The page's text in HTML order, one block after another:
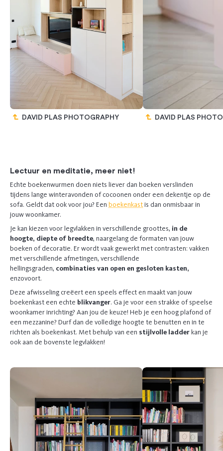
DAVID PLAS PHOTOGRAPHY DAVID PLAS
Lectuur en meditatie, meer niet!
Echte boekenwurmen doen niets liever dan boeken verslinden
tijdens lange winteravonden of cocoonen onder een dekentje op de
sofa. Geldt dat ook voor jou? Een boekenkastis dan onmisbaar in
jouw woonkamer.
Je kan kiezen voor legvlakken in verschillende groottes, in de
hoogte, diepte of breedte, naargelang de formaten van jouw
boeken of decoratie. Er wordt vaak gewerkt met contrasten: vakken
met verschillende afmetingen, verschillende
hellingsgraden, combinaties van open en gesloten kasten,
enzovoort.
Deze afwisseling creëert een speels effect en maakt van jouw
boekenkast een echte blikvanger. Ga je voor een strakke of speelse
woonkamer inrichting? Aan jou de keuze! Heb je een hoog plafond of
een mezzanine? Durf dan de volledige hoogte te benutten en in te
richten als boekenkast. Met behulp van een stijlvolle ladderkan je
ook aan de bovenste legvlakken!